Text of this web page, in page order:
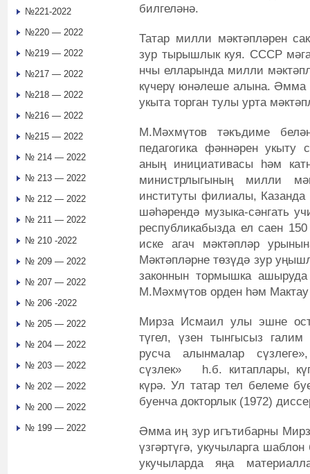
билгеләнә.
Татар милли мәктәпләрен
зур тырышлык куя. СССР
нчы елларында милли
күчерү юнәлеше алына. Әмма
укыта торган тулы урта
М.Мәхмүтов тәкъдиме
педагогика фәннәрен
аның инициативасы һәм
министрлыгының милли
институты филиалы, Казанда
шәһәрендә музыка-сәнгать
республикабызда ел саен
иске агач мәктәпләр
Мәктәпләрне төзүдә зур
законнын тормышка
М.Мәхмүтов орден һәм
Мирза Исмаил улы эшне
түгел, үзен тынгысыз галим
русча алынмалар
сүзлек» һ.б. китаплары,
күрә. Ул татар тел белеме
буенча докторлык (1972)
Әмма иң зур игътибарны
үзгәртүгә, укучыларга шаблон
укучыларда яңа
№221-2022
№220 — 2022
№219 — 2022
№217 — 2022
№218 — 2022
№216 — 2022
№215 — 2022
№ 214 — 2022
№ 213 — 2022
№ 212 — 2022
№ 211 — 2022
№ 210 -2022
№ 209 — 2022
№ 207 — 2022
№ 206 -2022
№ 205 — 2022
№ 204 — 2022
№ 203 — 2022
№ 202 — 2022
№ 200 — 2022
№ 199 — 2022